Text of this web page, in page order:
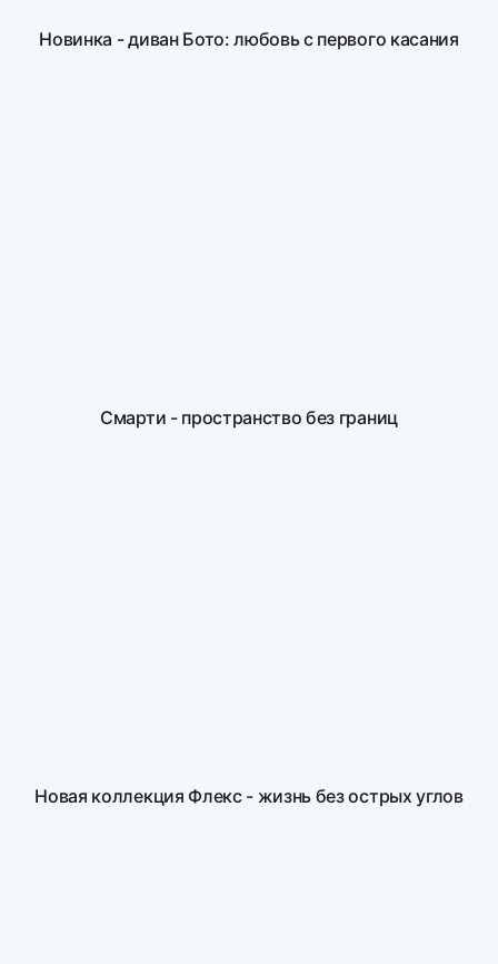
Новинка - диван Бото: любовь с первого касания
Смарти - пространство без границ
Новая коллекция Флекс - жизнь без острых углов